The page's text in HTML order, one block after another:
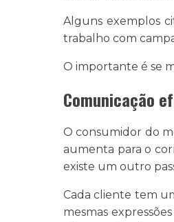
Alguns exemplos
trabalho com
O importante é se
Comunicação
O consumidor do
aumenta para o
existe um outro
Cada cliente tem
mesmas